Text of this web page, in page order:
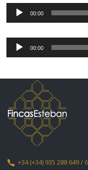
Reproductor
audio
00:00
Reproductor
audio
00:00
+34(+34) 935 288 649 /